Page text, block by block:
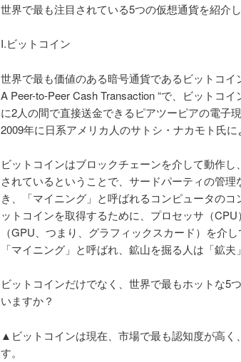
世界で最も注目されている5つの仮想通貨を紹介し
I.ビットコイン
世界で最も価値のある暗号通貨であるビットコイ
A Peer-to-Peer Cash Transaction “で、ビットコ
に2人の間で直接送金できるピアツーピアの電子
2009年に日系アメリカ人のサトシ・ナカモト氏に
ビットコインはブロックチェーンを介して動作
されているということで、サードパーティの管
き、「マイニング」と呼ばれるコンピュータの
ットコインを取得するために、プロセッサ（
（GPU、つまり、グラフィックスカード）を介
「マイニング」と呼ばれ、鉱山を掘る人は「鉱夫
ビットコインだけでなく、世界で最もホットな5
いますか？
▲ビットコインは現在、市場で最も認知度が高
す。